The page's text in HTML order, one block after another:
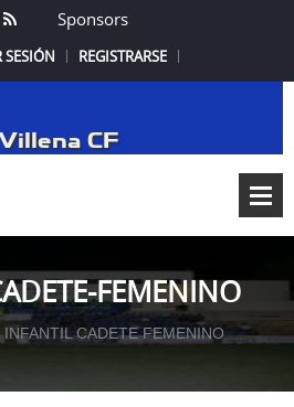
Sponsors
SESIÓN REGISTRARSE
CF
FEMENINO
INFANTIL CADETE FEMENINO